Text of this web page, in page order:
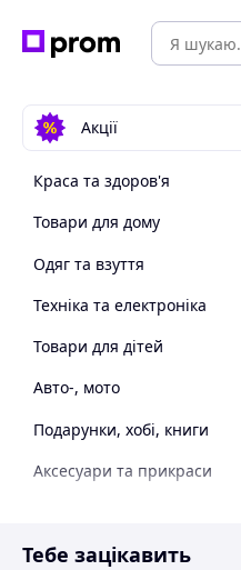
Акції
Краса та здоров'я
Товари для дому
Одяг та взуття
Техніка та електроніка
Товари для дітей
Авто-, мото
Подарунки, хобі, книги
Аксесуари та прикраси
Спорт і відпочинок
Тебе зацікавить